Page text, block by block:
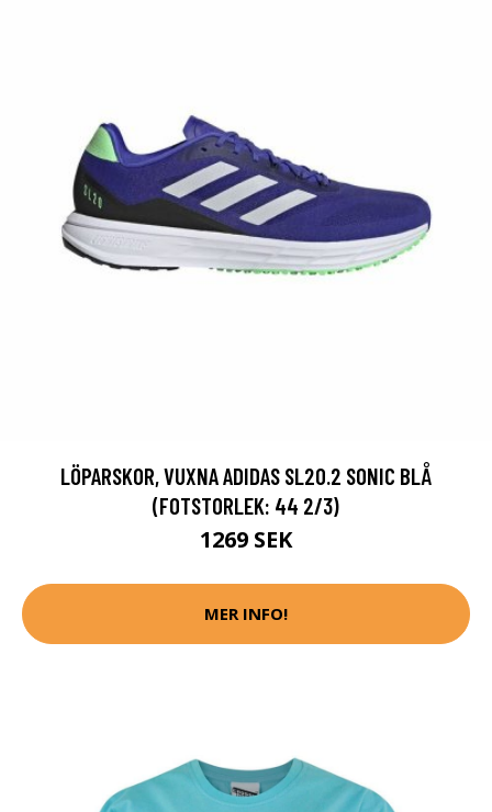
LÖPARSKOR, VUXNA ADIDAS SL20.2 SONIC BLÅ
(FOTSTORLEK: 44 2/3)
1269 SEK
MER INFO!